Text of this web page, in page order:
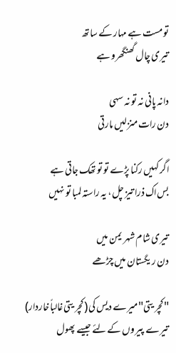
تو مست ہے مہار کے ساتھ
تیری چال گھنگھرو ہے
دانہ پانی نہ تو نہ سہی
دن رات منزلیں مارتی
اگر کہیں رکنا پڑے تو تو تھک جاتی ہے
بس اک ذرا تیز چل، یہ راستہ لمبا تو نہیں
تیری شام شہر یمن میں
دن ریگستان میں چڑھے
"کچریتی" میرے دیس کی (کچریتی غالباً خاردار)
تیرے پیروں کے لئے جیسے پھول